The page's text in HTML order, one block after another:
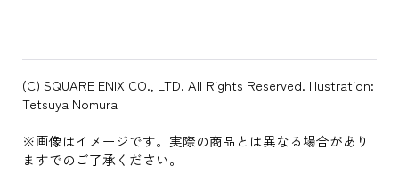
(C) SQUARE ENIX CO., LTD. All Rights Reserved. Illustration:
Tetsuya Nomura
※画像はイメージです。実際の商品とは異なる場合があり
ますでのご了承ください。